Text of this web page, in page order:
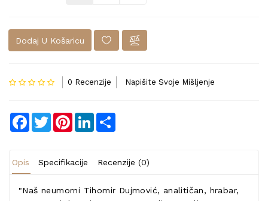
Dodaj U Košaricu
0 Recenzije Napišite Svoje Mišljenje
Facebook
TwitterPinterestLinkedIn
Opis Specifikacije Recenzije (0)
"Naš neumorni Tihomir Dujmović, analitičan, hrabar,